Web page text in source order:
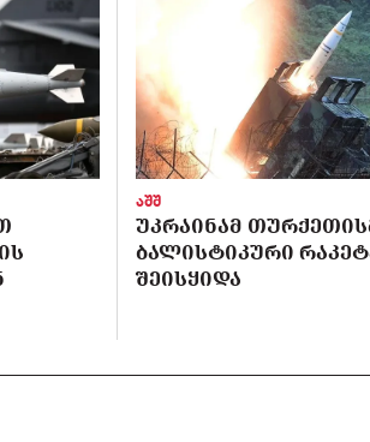
აშშ
ᲣᲙᲠᲐᲘᲜᲐᲛ
ᲑᲐᲚᲘᲡᲢᲘᲙᲣᲠᲘ ᲠᲐᲙᲔᲢᲐ
ᲨᲔᲘᲡᲧᲘᲓᲐ